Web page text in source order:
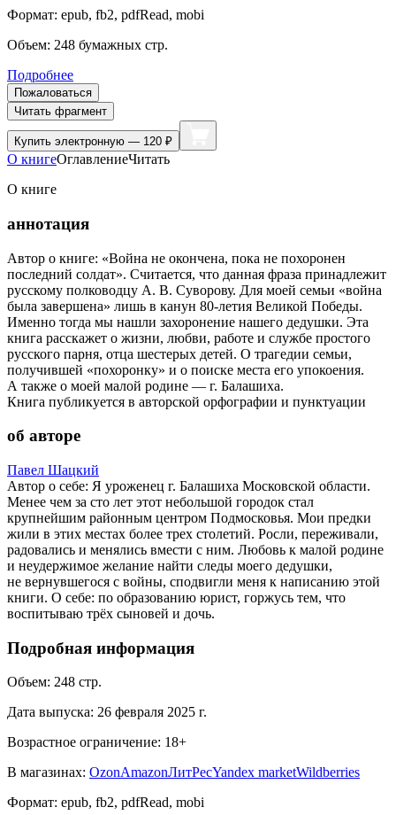
Формат: epub, fb2, pdfRead, mobi
Объем: 248 бумажных стр.
Подробнее
Пожаловаться
Читать фрагмент
Купить электронную — 120 ₽
О книгеОглавлениеЧитать
О книге
аннотация
Автор о книге: «Война не окончена, пока не похоронен
последний солдат». Считается, что данная фраза принадлежит
русскому полководцу А. В. Суворову. Для моей семьи «война
была завершена» лишь в канун 80-летия Великой Победы.
Именно тогда мы нашли захоронение нашего дедушки. Эта
книга расскажет о жизни, любви, работе и службе простого
русского парня, отца шестерых детей. О трагедии семьи,
получившей «похоронку» и о поиске места его упокоения.
А также о моей малой родине — г. Балашиха.
Книга публикуется в авторской орфографии и пунктуации
об авторе
Павел Шацкий
Автор о себе: Я уроженец г. Балашиха Московской области.
Менее чем за сто лет этот небольшой городок стал
крупнейшим районным центром Подмосковья. Мои предки
жили в этих местах более трех столетий. Росли, переживали,
радовались и менялись вмести с ним. Любовь к малой родине
и неудержимое желание найти следы моего дедушки,
не вернувшегося с войны, сподвигли меня к написанию этой
книги. О себе: по образованию юрист, горжусь тем, что
воспитываю трёх сыновей и дочь.
Подробная информация
Объем: 248 стр.
Дата выпуска: 26 февраля 2025 г.
Возрастное ограничение: 18+
В магазинах: OzonAmazonЛитРесYandex marketWildberries
Формат: epub, fb2, pdfRead, mobi